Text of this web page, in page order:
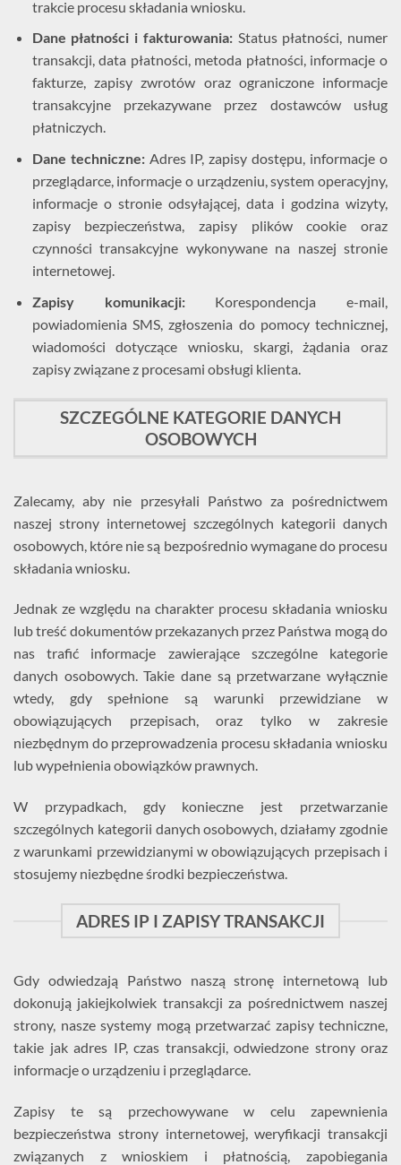
trakcie procesu składania wniosku.
Dane płatności i fakturowania:Status płatności, numer
transakcji, data płatności, metoda płatności, informacje o
fakturze, zapisy zwrotów oraz ograniczone informacje
transakcyjne przekazywane przez dostawców usług
płatniczych.
Dane techniczne:Adres IP, zapisy dostępu, informacje o
przeglądarce, informacje o urządzeniu, system operacyjny,
informacje o stronie odsyłającej, data i godzina wizyty,
zapisy bezpieczeństwa, zapisy plików cookie oraz
czynności transakcyjne wykonywane na naszej stronie
internetowej.
Zapisy komunikacji:Korespondencja e-mail,
powiadomienia SMS, zgłoszenia do pomocy technicznej,
wiadomości dotyczące wniosku, skargi, żądania oraz
zapisy związane z procesami obsługi klienta.
SZCZEGÓLNE KATEGORIE DANYCH
OSOBOWYCH
Zalecamy, aby nie przesyłali Państwo za pośrednictwem
naszej strony internetowej szczególnych kategorii danych
osobowych, które nie są bezpośrednio wymagane do procesu
składania wniosku.
Jednak ze względu na charakter procesu składania wniosku
lub treść dokumentów przekazanych przez Państwa mogą do
nas trafić informacje zawierające szczególne kategorie
danych osobowych. Takie dane są przetwarzane wyłącznie
wtedy, gdy spełnione są warunki przewidziane w
obowiązujących przepisach, oraz tylko w zakresie
niezbędnym do przeprowadzenia procesu składania wniosku
lub wypełnienia obowiązków prawnych.
W przypadkach, gdy konieczne jest przetwarzanie
szczególnych kategorii danych osobowych, działamy zgodnie
z warunkami przewidzianymi w obowiązujących przepisach i
stosujemy niezbędne środki bezpieczeństwa.
ADRES IP I ZAPISY TRANSAKCJI
Gdy odwiedzają Państwo naszą stronę internetową lub
dokonują jakiejkolwiek transakcji za pośrednictwem naszej
strony, nasze systemy mogą przetwarzać zapisy techniczne,
takie jak adres IP, czas transakcji, odwiedzone strony oraz
informacje o urządzeniu i przeglądarce.
Zapisy te są przechowywane w celu zapewnienia
bezpieczeństwa strony internetowej, weryfikacji transakcji
związanych z wnioskiem i płatnością, zapobiegania